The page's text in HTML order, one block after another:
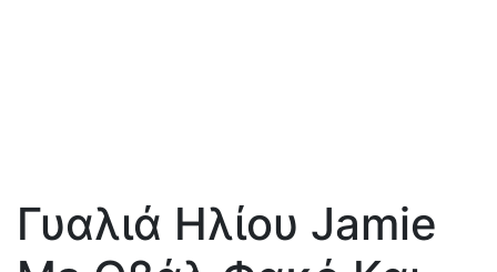
Γυαλιά Ηλίου Jamie